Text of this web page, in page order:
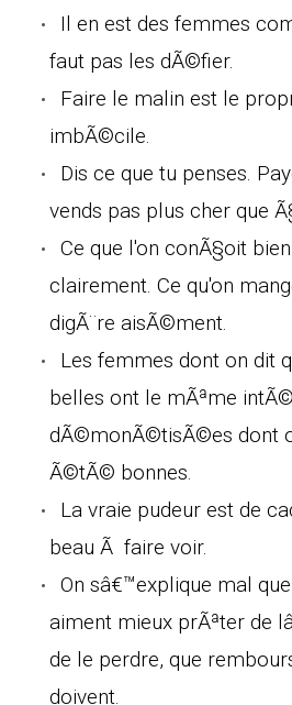
Il en est des femmes
faut pas les dÃ©fier.
Faire le malin est le
imbÃ©cile.
Dis ce que tu penses.
vends pas plus cher que
Ce que l'on conÃ§oit
clairement. Ce qu'on
digÃ¨re aisÃ©ment.
Les femmes dont on dit
belles ont le mÃªme
dÃ©monÃ©tisÃ©es dont
Ã©tÃ© bonnes.
La vraie pudeur est de
beau Ã faire voir.
On sâ€™explique mal
aiment mieux prÃªter de
de le perdre, que
doivent.